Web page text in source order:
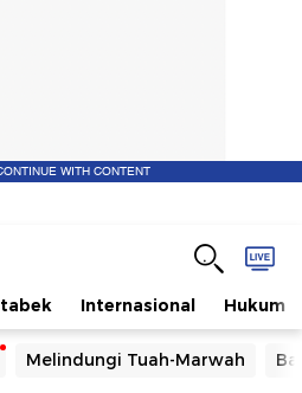
WITH CONTENT
Internasional Hukum
Melindungi Tuah-Marwah